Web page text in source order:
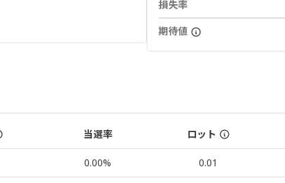
損失率
期待値
当選率 ロット
0.00% 0.01